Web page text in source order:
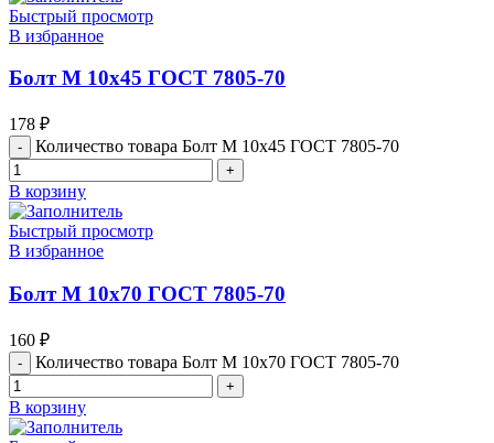
Быстрый просмотр
В избранное
Болт М 10х45 ГОСТ 7805-70
178 ₽
Количество товара Болт М 10х45 ГОСТ 7805-70
В корзину
Быстрый просмотр
В избранное
Болт М 10х70 ГОСТ 7805-70
160 ₽
Количество товара Болт М 10х70 ГОСТ 7805-70
В корзину